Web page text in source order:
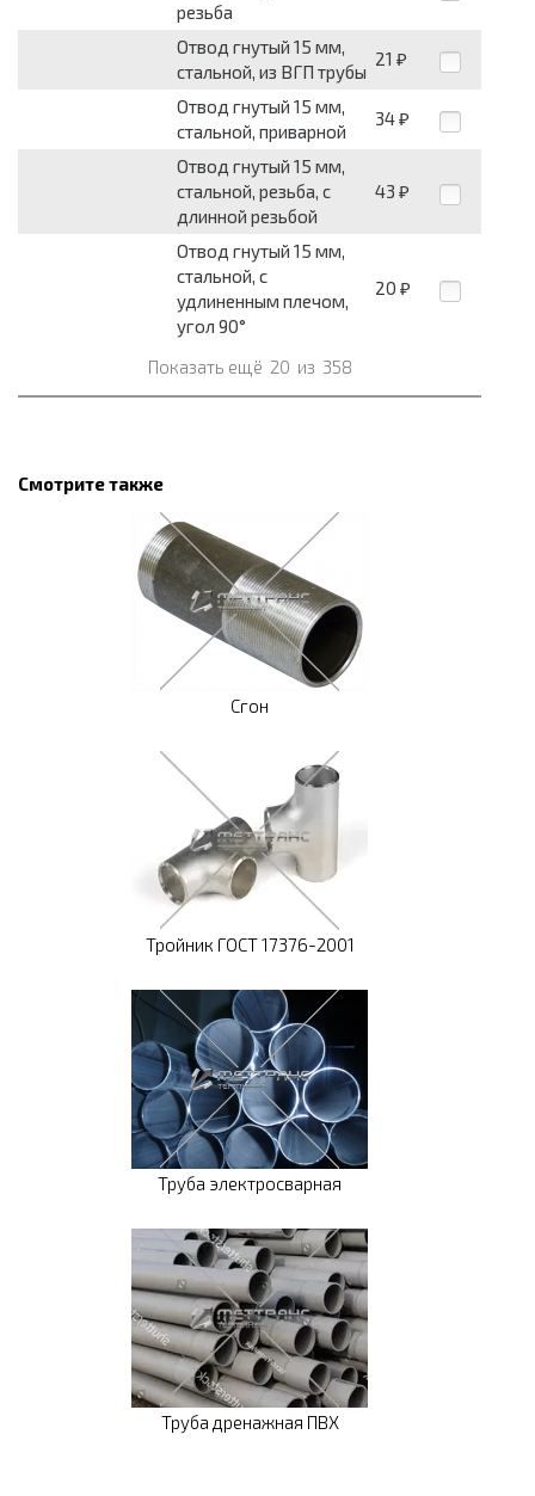
резьба
Отвод гнутый 15 мм,
стальной, из ВГП трубы
21 ₽
Отвод гнутый 15 мм,
стальной, приварной
34 ₽
Отвод гнутый 15 мм,
стальной, резьба, с
длинной резьбой
43 ₽
Отвод гнутый 15 мм,
стальной, с
удлиненным плечом,
угол 90°
20 ₽
Показать ещё 20 из 358
Смотрите также
Сгон
Тройник ГОСТ 17376-2001
Труба электросварная
Труба дренажная ПВХ